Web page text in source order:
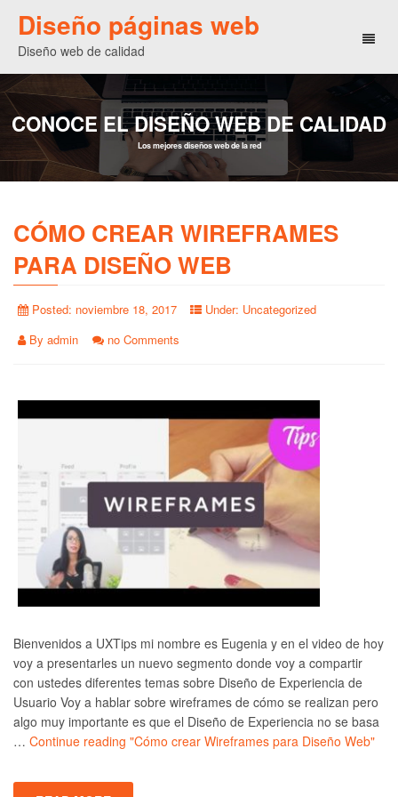
Diseño páginas web
Diseño web de calidad
CONOCE EL DISEÑO WEB DE CALIDAD
Los mejores diseños web de la red
CÓMO CREAR WIREFRAMES
PARA DISEÑO WEB
Posted: noviembre 18, 2017 Under: Uncategorized
By admin no Comments
Bienvenidos a UXTips mi nombre es Eugenia y en el video de hoy
voy a presentarles un nuevo segmento donde voy a compartir
con ustedes diferentes temas sobre Diseño de Experiencia de
Usuario Voy a hablar sobre wireframes de cómo se realizan pero
algo muy importante es que el Diseño de Experiencia no se basa
… Continue reading "Cómo crear Wireframes para Diseño Web"